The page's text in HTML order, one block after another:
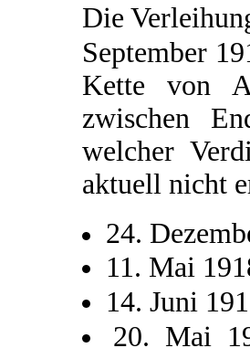
Die
September
Kette von
zwischen
welcher
aktuell nicht
24.
11. Mai
14. Juni
20. Mai